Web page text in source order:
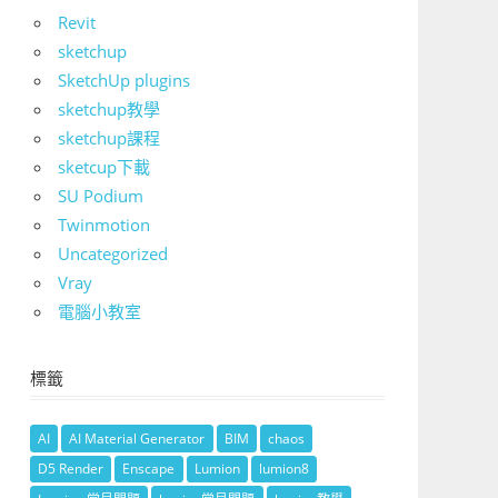
Revit
sketchup
SketchUp plugins
sketchup教學
sketchup課程
sketcup下載
SU Podium
Twinmotion
Uncategorized
Vray
電腦小教室
標籤
AI AI Material Generator BIM
chaos
D5 Render
Enscape Lumion
lumion8